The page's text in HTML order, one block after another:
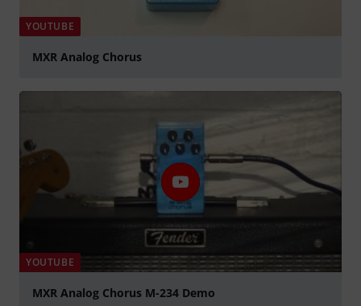
YOUTUBE
MXR Analog Chorus
YOUTUBE
MXR Analog Chorus M-234 Demo